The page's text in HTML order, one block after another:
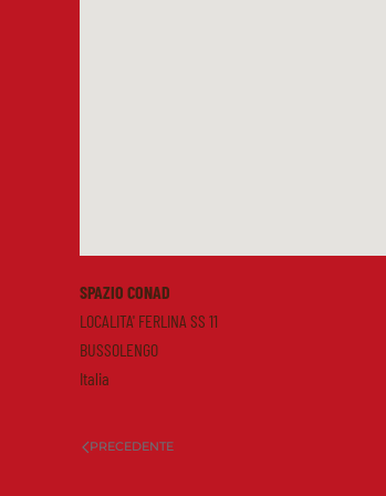
SPAZIO CONAD
LOCALITA' FERLINA SS 11
BUSSOLENGO
Italia
PRECEDENTE